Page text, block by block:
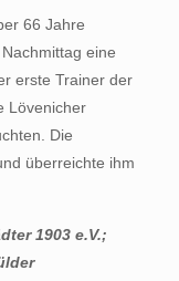
66 Jahre
eine
erste Trainer der
Lövenicher
Die
überreichte ihm
1903 e.V.;